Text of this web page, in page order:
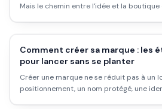
Mais le chemin entre l'idée et la
Comment créer sa marque : les
pour lancer sans se planter
Créer une marque ne se réduit pas à un
positionnement, un nom protégé, une